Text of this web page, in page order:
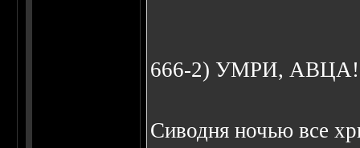
666-2) УМРИ, АВЦА!
Сиводня ночью все